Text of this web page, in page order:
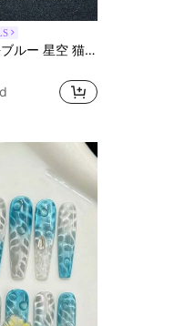
10個 手作り 深海ブルー 星空 猫目 プレスオンネイル、中国水墨画 白蘭デザイン、Y2K アメリカンレトロスタイル、パーティー、結婚式、日常着用に適しています、ツールキット付き、女性と女の子への完璧なギフト